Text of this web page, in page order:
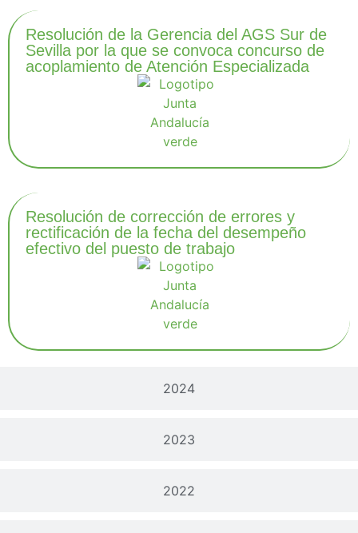
2024
2023
2022
Resolución de la Gerencia del AGS Sur de
Sevilla por la que se convoca concurso de
acoplamiento de Atención Especializada
Resolución de corrección de errores y
rectificación de la fecha del desempeño
efectivo del puesto de trabajo